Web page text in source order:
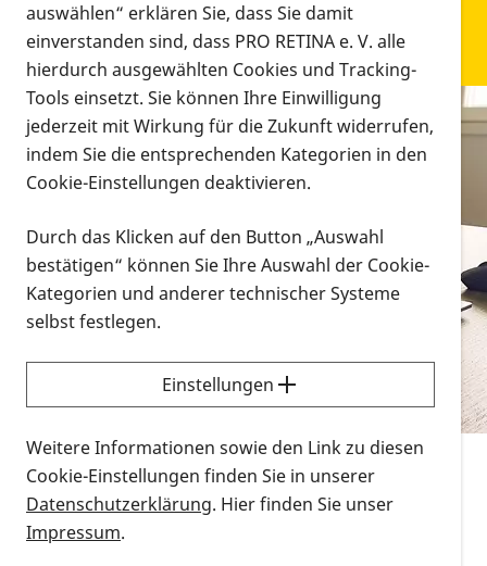
Infomaterial
Infomaterial
Vorlesen
Alle Infomaterialien in verschiedenen
Formaten an einem Ort
Sie möchten wissen, wie Sie nach Infonmaterial
suchen und dieses bestellen bzw. herunterladen
können? Schauen Sie sich dieErklärvideos zum
Thema Infomaterial auf der PRO RETINA-Website
für blinde und sehbehinderte Menschen an.
Auf dieser Seite finden Sie sämtliches Infomaterial
auswählen“ erklären Sie, dass Sie damit
einverstanden sind, dass PRO RETINA e. V. alle
hierdurch ausgewählten Cookies und Tracking-
Tools einsetzt. Sie können Ihre Einwilligung
jederzeit mit Wirkung für die Zukunft widerrufen,
indem Sie die entsprechenden Kategorien in den
Cookie-Einstellungen deaktivieren.
Durch das Klicken auf den Button „Auswahl
bestätigen“ können Sie Ihre Auswahl der Cookie-
Kategorien und anderer technischer Systeme
selbst festlegen.
Einstellungen
Weitere Informationen sowie den Link zu diesen
Cookie-Einstellungen finden Sie in unserer
Datenschutzerklärung. Hier finden Sie unser
Impressum.